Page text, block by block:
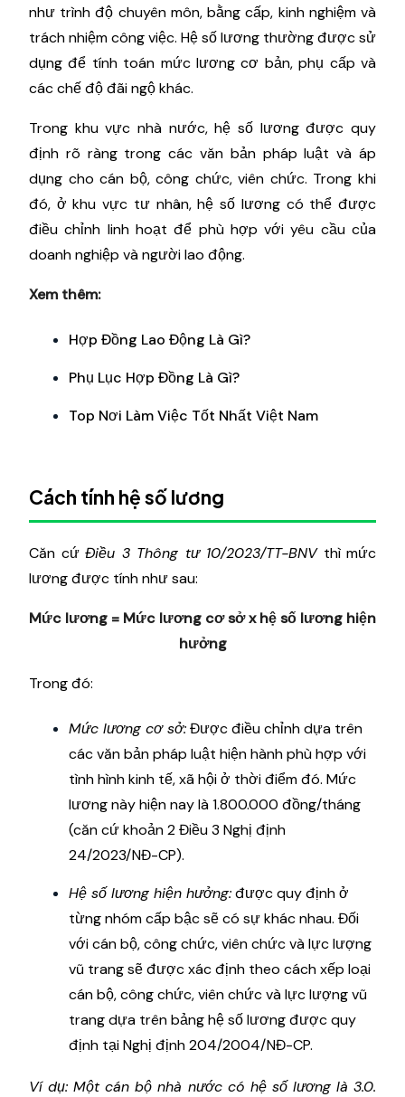
như trình độ chuyên môn, bằng cấp, kinh nghiệm và
trách nhiệm công việc. Hệ số lương thường được sử
dụng để tính toán mức lương cơ bản, phụ cấp và
các chế độ đãi ngộ khác.
Trong khu vực nhà nước, hệ số lương được quy
định rõ ràng trong các văn bản pháp luật và áp
dụng cho cán bộ, công chức, viên chức. Trong khi
đó, ở khu vực tư nhân, hệ số lương có thể được
điều chỉnh linh hoạt để phù hợp với yêu cầu của
doanh nghiệp và người lao động.
Xem thêm:
Hợp Đồng Lao Động Là Gì?
Phụ Lục Hợp Đồng Là Gì?
Top Nơi Làm Việc Tốt Nhất Việt Nam
Cách tính hệ số lương
Căn cứ Điều 3 Thông tư 10/2023/TT-BNVthì mức
lương được tính như sau:
Mức lương = Mức lương cơ sở x hệ số lương hiện
hưởng
Trong đó:
Mức lương cơ sở:Được điều chỉnh dựa trên
các văn bản pháp luật hiện hành phù hợp với
tình hình kinh tế, xã hội ở thời điểm đó. Mức
lương này hiện nay là 1.800.000 đồng/tháng
(căn cứ khoản 2 Điều 3 Nghị định
24/2023/NĐ-CP).
Hệ số lương hiện hưởng:được quy định ở
từng nhóm cấp bậc sẽ có sự khác nhau. Đối
với cán bộ, công chức, viên chức và lực lượng
vũ trang sẽ được xác định theo cách xếp loại
cán bộ, công chức, viên chức và lực lượng vũ
trang dựa trên bảng hệ số lương được quy
định tại Nghị định 204/2004/NĐ-CP.
Ví dụ: Một cán bộ nhà nước có hệ số lương là 3.0.